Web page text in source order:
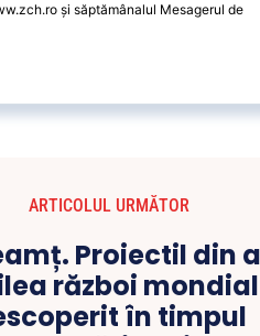
și săptămânalul Mesagerul de
ARTICOLUL URMĂTOR